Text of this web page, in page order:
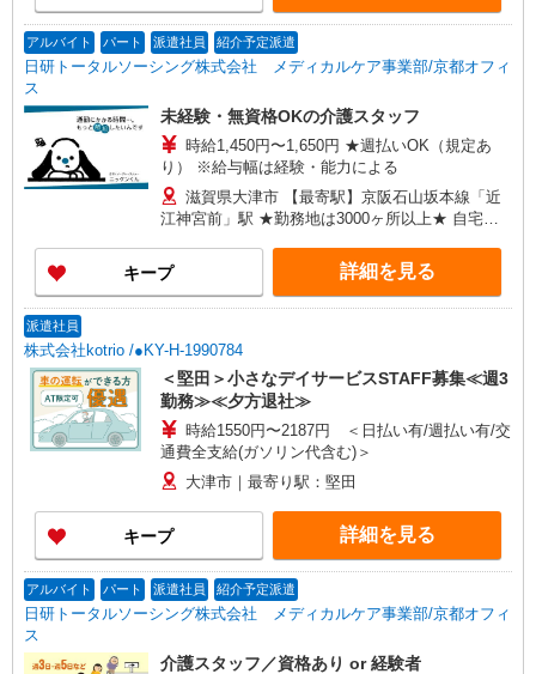
アルバイト パート 派遣社員 紹介予定派遣
日研トータルソーシング株式会社 メディカルケア事業部/京都オフィ
ス
未経験・無資格OKの介護スタッフ
時給1,450円〜1,650円 ★週払いOK（規定あ
り） ※給与幅は経験・能力による
滋賀県大津市 【最寄駅】京阪石山坂本線「近
江神宮前」駅 ★勤務地は3000ヶ所以上★ 自宅か
び下さい！！
キープ 詳細を見る
派遣社員
株式会社kotrio /●KY-H-1990784
＜堅田＞小さなデイサービスSTAFF募集≪週3
勤務≫≪夕方退社≫
時給1550円〜2187円 ＜日払い有/週払い有/交
通費全支給(ガソリン代含む)＞
大津市｜最寄り駅：堅田
キープ 詳細を見る
アルバイト パート 派遣社員 紹介予定派遣
日研トータルソーシング株式会社 メディカルケア事業部/京都オフィ
ス
介護スタッフ／資格あり or 経験者